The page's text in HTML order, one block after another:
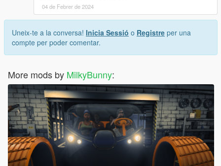
04 de Febrer de 2024
Uneix-te a la conversa! Inicia Sessió o Registre per una
compte per poder comentar.
More mods by MilkyBunny: